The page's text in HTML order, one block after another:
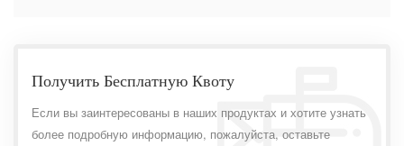
Получить Бесплатную Квоту
Если вы заинтересованы в наших продуктах и ​​хотите узнать
более подробную информацию, пожалуйста, оставьте